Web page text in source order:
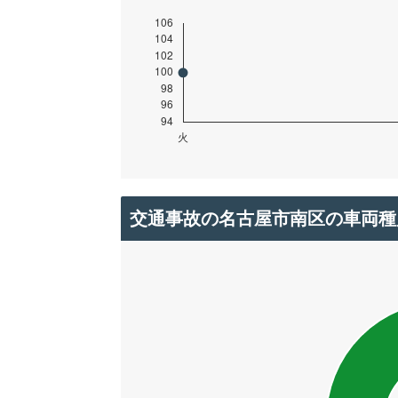
交通事故の名古屋市南区の車両